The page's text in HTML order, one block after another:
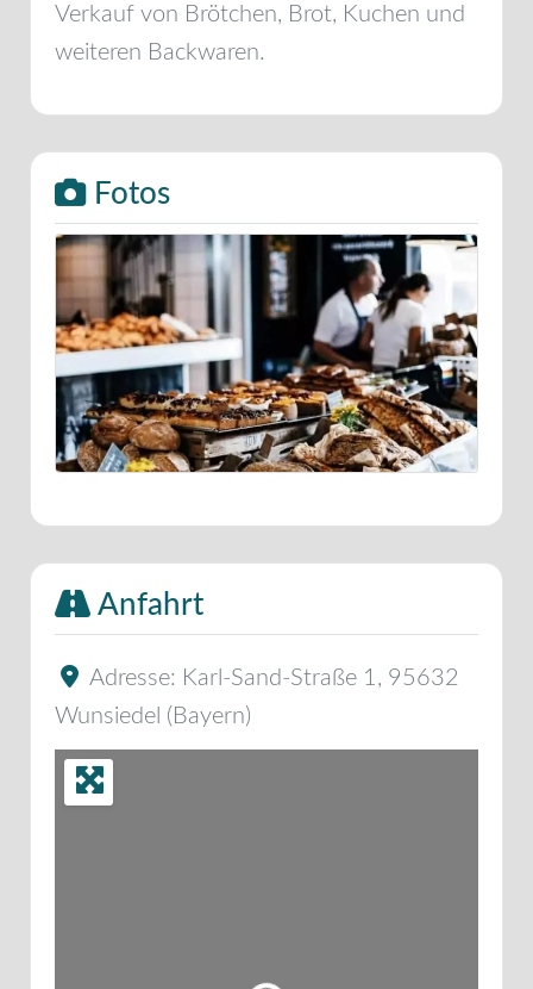
Verkauf von Brötchen, Brot, Kuchen und
weiteren Backwaren.
Fotos
Anfahrt
Adresse: Karl-Sand-Straße 1 , 95632
Wunsiedel ( Bayern)